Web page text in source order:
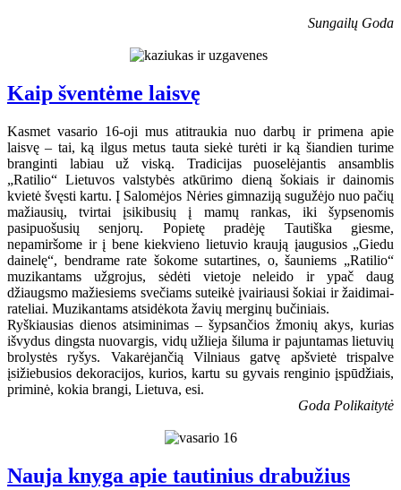
Sungailų Goda
Kaip šventėme laisvę
Kasmet vasario 16-oji mus atitraukia nuo darbų ir primena apie
laisvę – tai, ką ilgus metus tauta siekė turėti ir ką šiandien turime
branginti labiau už viską. Tradicijas puoselėjantis ansamblis
„Ratilio“ Lietuvos valstybės atkūrimo dieną šokiais ir dainomis
kvietė švęsti kartu. Į Salomėjos Nėries gimnaziją sugužėjo nuo pačių
mažiausių, tvirtai įsikibusių į mamų rankas, iki šypsenomis
pasipuošusių senjorų. Popietę pradėję Tautiška giesme,
nepamiršome ir į bene kiekvieno lietuvio kraują įaugusios „Giedu
dainelę“, bendrame rate šokome sutartines, o, šauniems „Ratilio“
muzikantams užgrojus, sėdėti vietoje neleido ir ypač daug
džiaugsmo mažiesiems svečiams suteikė įvairiausi šokiai ir žaidimai-
rateliai. Muzikantams atsidėkota žavių merginų bučiniais.
Ryškiausias dienos atsiminimas – šypsančios žmonių akys, kurias
išvydus dingsta nuovargis, vidų užlieja šiluma ir pajuntamas lietuvių
brolystės ryšys. Vakarėjančią Vilniaus gatvę apšvietė trispalve
įsižiebusios dekoracijos, kurios, kartu su gyvais renginio įspūdžiais,
priminė, kokia brangi, Lietuva, esi.
Goda Polikaitytė
Nauja knyga apie tautinius drabužius